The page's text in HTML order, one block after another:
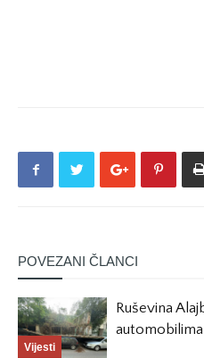
POVEZANI ČLANCI
Vijesti
Ruševina
automobilima